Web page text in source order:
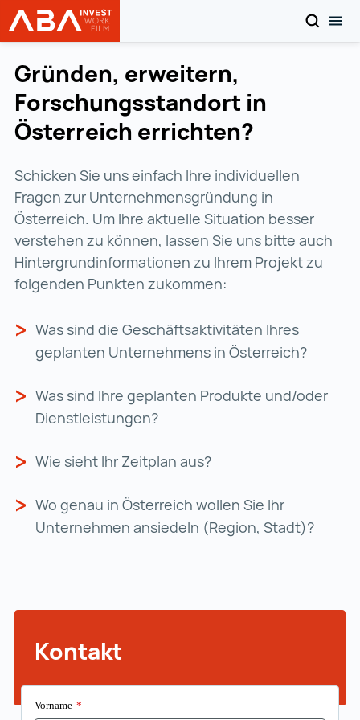
Startseite | INVEST in AUSTRIA
SUCHEN
Gründen, erweitern,
Forschungsstandort in
Österreich errichten?
Schicken Sie uns einfach Ihre individuellen
Fragen zur Unternehmensgründung in
Österreich. Um Ihre aktuelle Situation besser
verstehen zu können, lassen Sie uns bitte auch
Hintergrundinformationen zu Ihrem Projekt zu
folgenden Punkten zukommen:
Was sind die Geschäftsaktivitäten Ihres
geplanten Unternehmens in Österreich?
Was sind Ihre geplanten Produkte und/oder
Dienstleistungen?
Wie sieht Ihr Zeitplan aus?
Wo genau in Österreich wollen Sie Ihr
Unternehmen ansiedeln (Region, Stadt)?
Kontakt
Vorname *